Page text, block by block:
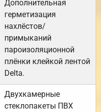
Дополнительная
герметизация
нахлёстов/
примыканий
пароизоляционной
плёнки клейкой лентой
Delta.
Двухкамерные
стеклопакеты ПВХ